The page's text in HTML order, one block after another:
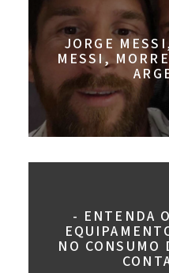
JORGE
MESSI,
- ENTENDA
NO CONSUMO